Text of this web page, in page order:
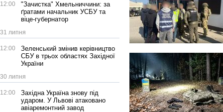
12:00
"Зачистка" Хмельниччини: за
ґратами начальник УСБУ та
віце-губернатор
31 липня
12:00
Зеленський змінив керівництво
СБУ в трьох областях Західної
України
30 липня
12:00
Західна Україна знову під
ударом. У Львові атаковано
авіаремонтний завод